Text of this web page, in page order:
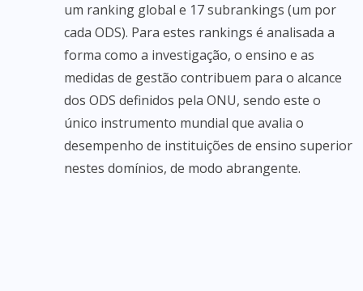
um ranking global e 17 subrankings (um por
cada ODS). Para estes rankings é analisada a
forma como a investigação, o ensino e as
medidas de gestão contribuem para o alcance
dos ODS definidos pela ONU, sendo este o
único instrumento mundial que avalia o
desempenho de instituições de ensino superior
nestes domínios, de modo abrangente.